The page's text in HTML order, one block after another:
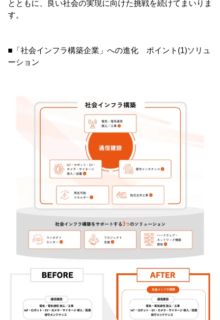
とともに、良い社会の実現に向けた挑戦を続けてまいりま
す。
■「社会インフラ構築企業」への進化 ポイント(1)ソリュ
ーション